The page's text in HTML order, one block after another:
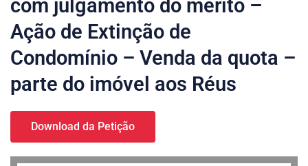
com julgamento do mérito –
Ação de Extinção de
Condomínio – Venda da quota –
parte do imóvel aos Réus
Download da Petição